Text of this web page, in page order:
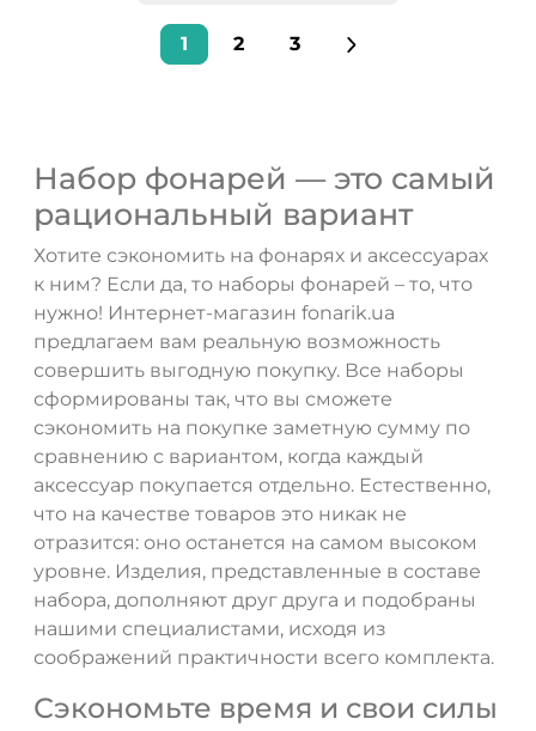
1 2 3
Набор фонарей — это самый
рациональный вариант
Хотите сэкономить на фонарях и аксессуарах
к ним? Если да, то наборы фонарей – то, что
нужно! Интернет-магазин fonarik.ua
предлагаем вам реальную возможность
совершить выгодную покупку. Все наборы
сформированы так, что вы сможете
сэкономить на покупке заметную сумму по
сравнению с вариантом, когда каждый
аксессуар покупается отдельно. Естественно,
что на качестве товаров это никак не
отразится: оно останется на самом высоком
уровне. Изделия, представленные в составе
набора, дополняют друг друга и подобраны
нашими специалистами, исходя из
соображений практичности всего комплекта.
Сэкономьте время и свои силы